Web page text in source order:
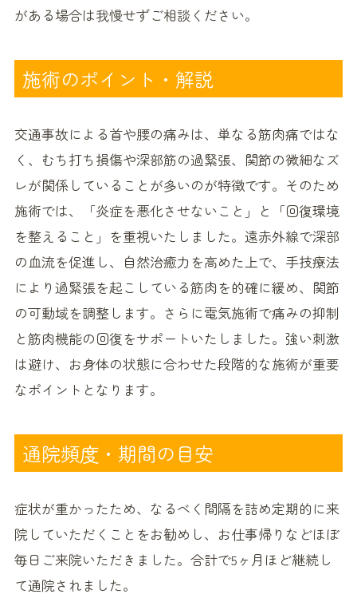
がある場合は我慢せずご相談ください。
施術のポイント・解説
交通事故による首や腰の痛みは、単なる筋肉痛ではな
く、むち打ち損傷や深部筋の過緊張、関節の微細なズ
レが関係していることが多いのが特徴です。そのため
施術では、「炎症を悪化させないこと」と「回復環境
を整えること」を重視いたしました。遠赤外線で深部
の血流を促進し、自然治癒力を高めた上で、手技療法
により過緊張を起こしている筋肉を的確に緩め、関節
の可動域を調整します。さらに電気施術で痛みの抑制
と筋肉機能の回復をサポートいたしました。強い刺激
は避け、お身体の状態に合わせた段階的な施術が重要
なポイントとなります。
通院頻度・期間の目安
症状が重かったため、なるべく間隔を詰め定期的に来
院していただくことをお勧めし、お仕事帰りなどほぼ
毎日ご来院いただきました。合計で5ヶ月ほど継続し
て通院されました。